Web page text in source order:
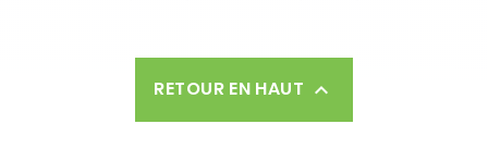
RETOUR EN HAUT 